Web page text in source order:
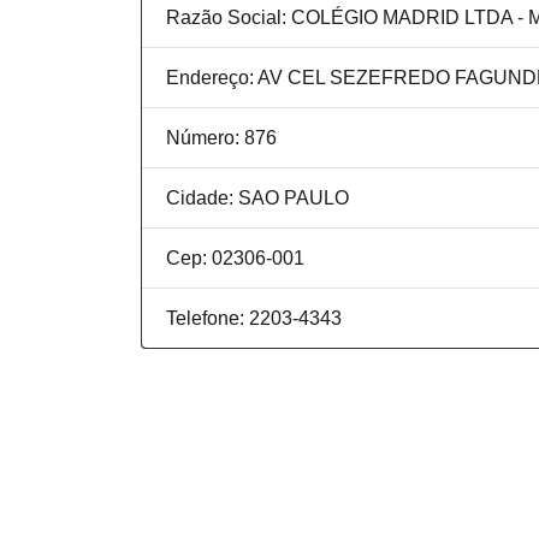
Razão Social: COLÉGIO MADRID LTDA -
Endereço: AV CEL SEZEFREDO
Número: 876
Cidade: SAO PAULO
Cep: 02306-001
Telefone: 2203-4343